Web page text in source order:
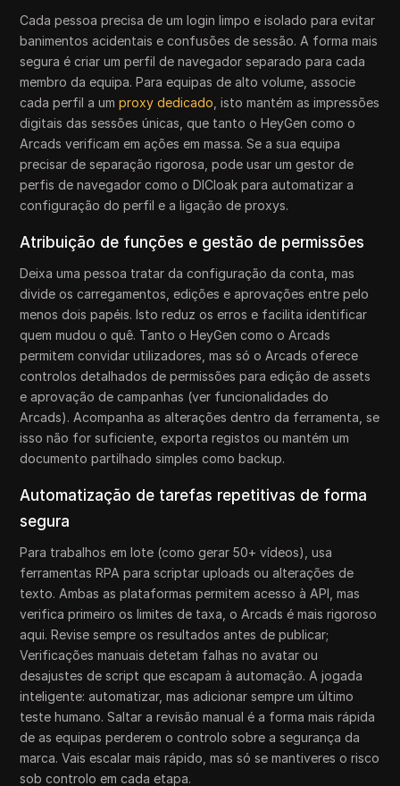
Cada pessoa precisa de um login limpo e isolado para evitar
banimentos acidentais e confusões de sessão. A forma mais
segura é criar um perfil de navegador separado para cada
membro da equipa. Para equipas de alto volume, associe
cada perfil a umproxy dedicado , isto mantém as impressões
digitais das sessões únicas, que tanto o HeyGen como o
Arcads verificam em ações em massa. Se a sua equipa
precisar de separação rigorosa, pode usar um gestor de
perfis de navegador como o DICloak para automatizar a
configuração do perfil e a ligação de proxys.
Atribuição de funções e gestão de permissões
Deixa uma pessoa tratar da configuração da conta, mas
divide os carregamentos, edições e aprovações entre pelo
menos dois papéis. Isto reduz os erros e facilita identificar
quem mudou o quê. Tanto o HeyGen como o Arcads
permitem convidar utilizadores, mas só o Arcads oferece
controlos detalhados de permissões para edição de assets
e aprovação de campanhas (ver funcionalidades do
Arcads). Acompanha as alterações dentro da ferramenta, se
isso não for suficiente, exporta registos ou mantém um
documento partilhado simples como backup.
Automatização de tarefas repetitivas de forma
segura
Para trabalhos em lote (como gerar 50+ vídeos), usa
ferramentas RPA para scriptar uploads ou alterações de
texto. Ambas as plataformas permitem acesso à API, mas
verifica primeiro os limites de taxa, o Arcads é mais rigoroso
aqui. Revise sempre os resultados antes de publicar;
Verificações manuais detetam falhas no avatar ou
desajustes de script que escapam à automação. A jogada
inteligente: automatizar, mas adicionar sempre um último
teste humano. Saltar a revisão manual é a forma mais rápida
de as equipas perderem o controlo sobre a segurança da
marca. Vais escalar mais rápido, mas só se mantiveres o risco
sob controlo em cada etapa.